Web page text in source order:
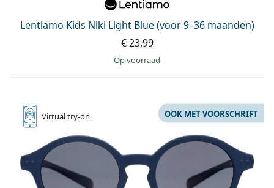
Persol
Lentiamo Kids Niki Light Blue (voor 9–36 maanden)
€ 23,99
op voorraad
Virtualtry-on OOK MET VOORSCHRIFT